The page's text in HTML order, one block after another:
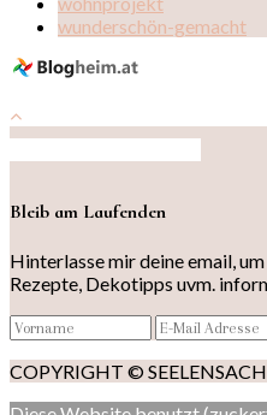
wunderschön-gemacht
Bleib am Laufenden
Hinterlasse mir deine email,
Rezepte, Dekotipps uvm.
COPYRIGHT ©